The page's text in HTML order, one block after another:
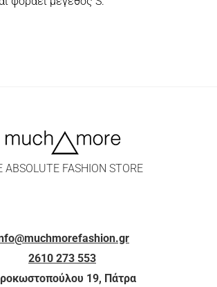
ABSOLUTE FASHION STORE
2610 273 553
19, Πάτρα